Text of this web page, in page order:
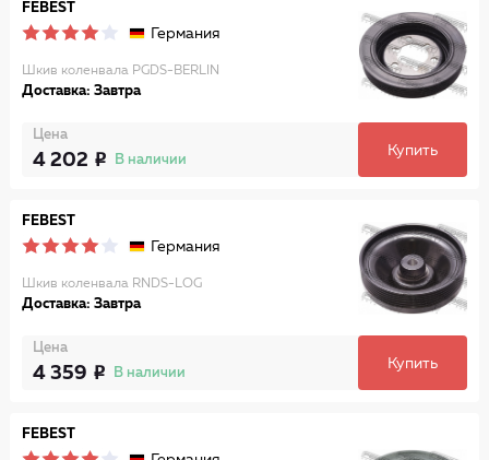
FEBEST
Германия
Шкив коленвала PGDS-BERLIN
Доставка: Завтра
Цена
4 202 В наличии
Купить
FEBEST
Германия
Шкив коленвала RNDS-LOG
Доставка: Завтра
Цена
4 359 В наличии
Купить
FEBEST